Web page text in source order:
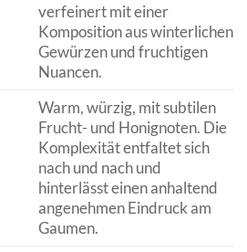
verfeinert mit einer
Komposition aus winterlichen
Gewürzen und fruchtigen
Nuancen.
Warm, würzig, mit subtilen
Frucht- und Honignoten. Die
Komplexität entfaltet sich
nach und nach und
hinterlässt einen anhaltend
angenehmen Eindruck am
Gaumen.